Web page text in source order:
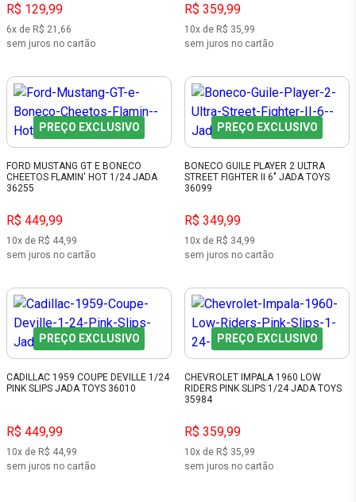
R$ 129,99
6x de R$ 21,66
sem juros no cartão
R$ 359,99
10x de R$ 35,99
sem juros no cartão
PREÇO EXCLUSIVO
FORD MUSTANG GT E BONECO
CHEETOS FLAMIN' HOT 1/24 JADA
36255
R$ 449,99
10x de R$ 44,99
sem juros no cartão
PREÇO EXCLUSIVO
BONECO GUILE PLAYER 2 ULTRA
STREET FIGHTER II 6" JADA TOYS
36099
R$ 349,99
10x de R$ 34,99
sem juros no cartão
PREÇO EXCLUSIVO
CADILLAC 1959 COUPE DEVILLE 1/24
PINK SLIPS JADA TOYS 36010
R$ 449,99
10x de R$ 44,99
sem juros no cartão
PREÇO EXCLUSIVO
CHEVROLET IMPALA 1960 LOW
RIDERS PINK SLIPS 1/24 JADA TOYS
35984
R$ 359,99
10x de R$ 35,99
sem juros no cartão